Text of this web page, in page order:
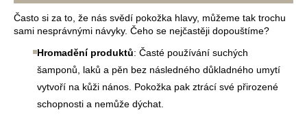
Často si za to, že nás svědí pokožka hlavy, můžeme tak trochu
sami nesprávnými návyky. Čeho se nejčastěji dopouštíme?
Hromadění produktů: Časté používání suchých
šamponů, laků a pěn bez následného důkladného umytí
vytvoří na kůži nános. Pokožka pak ztrácí své přirozené
schopnosti a nemůže dýchat.